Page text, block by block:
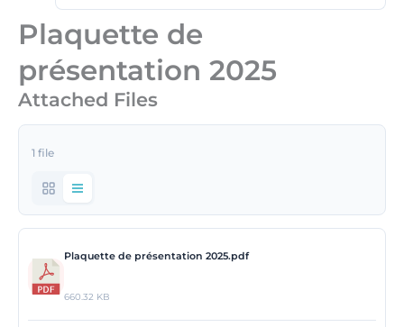
Plaquette de
présentation 2025
Attached Files
1 file
Plaquette de présentation 2025.pdf
660.32 KB